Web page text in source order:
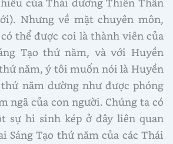
Nhưng về mặt chuyên môn,
thể được coi là thành viên của
Tạo thứ năm, và với Huyền
năm, ý tôi muốn nói là Huyền
thứ năm dường như được phóng
ngã của con người. Chúng ta có
sự hi sinh kép ở đây liên quan
Sáng Tạo thứ năm của các Thái